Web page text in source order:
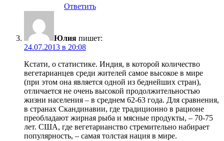
Ответить
Юлия пишет:
24.07.2013 в 20:08
Кстати, о статистике. Индия, в которой количество
вегетарианцев среди жителей самое высокое в мире
(при этом она является одной из беднейших стран),
отличается не очень высокой продолжительностью
жизни населения – в среднем 62-63 года. Для сравнения,
в странах Скандинавии, где традиционно в рационе
преобладают жирная рыба и мясные продукты, – 70-75
лет. США, где вегетарианство стремительно набирает
популярность, – самая толстая нация в мире.